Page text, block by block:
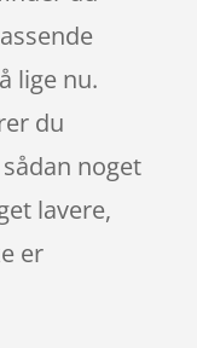
lige nu.
du
noget
lavere,
er